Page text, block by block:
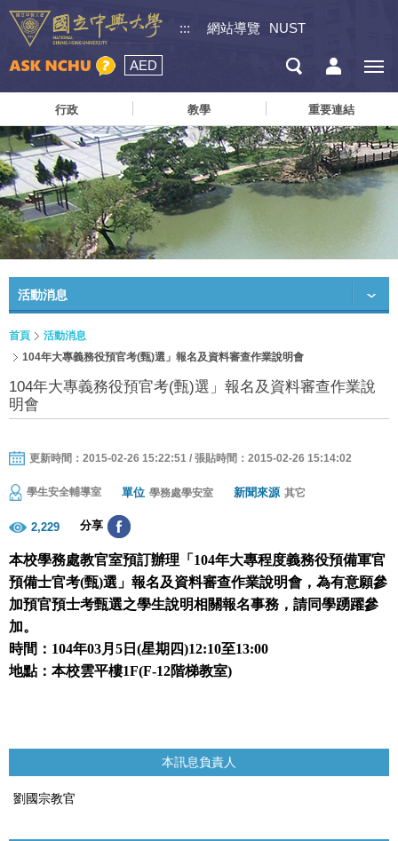
::: 網站導覽 NUST
AED
行政 教學 重要連結
活動消息
首頁
活動消息
104年大專義務役預官考(甄)選」報名及資料審查作業說明會
104年大專義務役預官考(甄)選」報名及資料審查作業說
明會
更新時間：2015-02-26 15:22:51 / 張貼時間：2015-02-26 15:14:02
學生安全輔導室 單位 學務處學安室 新聞來源 其它
2,229 分享
本校學務處教官室預訂辦理「 104年大專程度義務役預備軍官
預備士官考(甄)選」報名及資料審查作業說明會，為有意願參
加預官預士考甄選之學生說明相關報名事務，請同學踴躍參
加。
時間： 104年03月 5 日 (星期四)12:10至13:00
地點：本校雲平樓1F(F-12階梯教室)
本訊息負責人
劉國宗教官